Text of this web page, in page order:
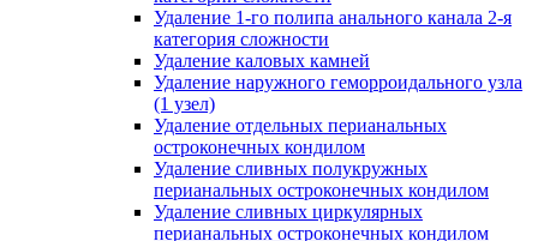
Удаление 1-го полипа анального канала 2-я
категория сложности
Удаление каловых камней
Удаление наружного геморроидального узла
(1 узел)
Удаление отдельных перианальных
остроконечных кондилом
Удаление сливных полукружных
перианальных остроконечных кондилом
Удаление сливных циркулярных
перианальных остроконечных кондилом